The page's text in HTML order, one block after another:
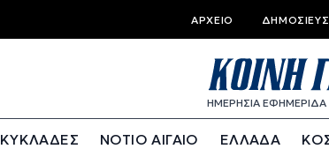
ΑΡΧΕΊΟ
ΗΜΕΡΗΣΙΑ
ΚΥΚΛΑΔΕΣ ΝΟΤΙΟ ΑΙΓΑΙΟ ΕΛΛΑΔΑ